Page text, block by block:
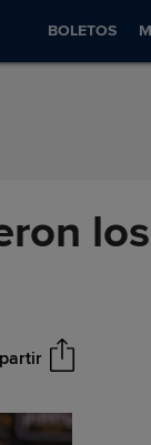
BOLETOS